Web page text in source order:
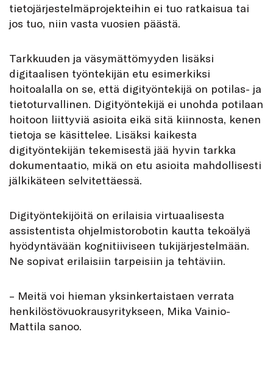
tietojärjestelmäprojekteihin ei tuo ratkaisua tai
jos tuo, niin vasta vuosien päästä.
Tarkkuuden ja väsymättömyyden lisäksi
digitaalisen työntekijän etu esimerkiksi
hoitoalalla on se, että digityöntekijä on potilas- ja
tietoturvallinen. Digityöntekijä ei unohda potilaan
hoitoon liittyviä asioita eikä sitä kiinnosta, kenen
tietoja se käsittelee. Lisäksi kaikesta
digityöntekijän tekemisestä jää hyvin tarkka
dokumentaatio, mikä on etu asioita mahdollisesti
jälkikäteen selvitettäessä.
Digityöntekijöitä on erilaisia virtuaalisesta
assistentista ohjelmistorobotin kautta tekoälyä
hyödyntävään kognitiiviseen tukijärjestelmään.
Ne sopivat erilaisiin tarpeisiin ja tehtäviin.
– Meitä voi hieman yksinkertaistaen verrata
henkilöstövuokrausyritykseen, Mika Vainio-
Mattila sanoo.